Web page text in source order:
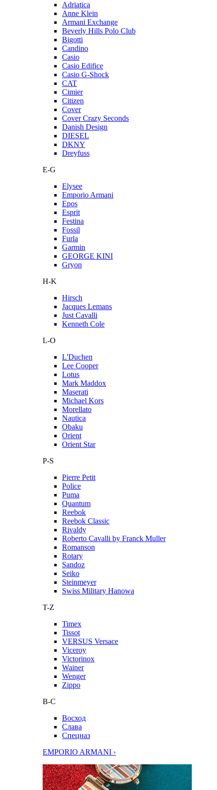
Adriatica
Anne Klein
Armani Exchange
Beverly Hills Polo Club
Bigotti
Candino
Casio
Casio Edifice
Casio G-Shock
CAT
Cimier
Citizen
Cover
Cover Crazy Seconds
Danish Design
DIESEL
DKNY
Dreyfuss
E-G
Elysee
Emporio Armani
Epos
Esprit
Festina
Fossil
Furla
Garmin
GEORGE KINI
Gryon
H-K
Hirsch
Jacques Lemans
Just Cavalli
Kenneth Cole
L-O
L'Duchen
Lee Cooper
Lotus
Mark Maddox
Maserati
Michael Kors
Morellato
Nautica
Obaku
Orient
Orient Star
P-S
Pierre Petit
Police
Puma
Quantum
Reebok
Reebok Classic
Rivaldy
Roberto Cavalli by Franck Muller
Romanson
Rotary
Sandoz
Seiko
Steinmeyer
Swiss Military Hanowa
T-Z
Timex
Tissot
VERSUS Versace
Viceroy
Victorinox
Wainer
Wenger
Zippo
В-С
Восход
Слава
Спецназ
EMPORIO ARMANI ›